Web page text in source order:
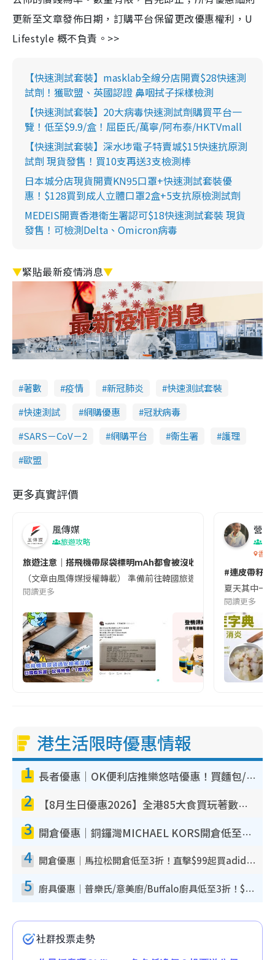
更新至文章發佈日期，訂購平台保留更改優惠權利，U
Lifestyle 概不負責。>>
【快速測試套裝】masklab全線分店開賣$28快速測
試劑！獲歐盟、英國認證 鼻咽拭子採樣檢測
【快速測試套裝】20大病毒快速測試劑購買平台一
覽！低至$9.9/盒！屈臣氏/萬寧/阿布泰/HKTVmall
【快速測試套裝】深水埗電子特賣城$15快速抗原測
試劑 現貨發售！買10支再送3支檢測棒
日本城分店現貨開賣KN95口罩+快速測試套裝優
惠！$128買到成人立體口罩2盒+5支抗原檢測試劑
MEDEIS開賣香港衛生署認可$18快速測試套裝 現貨
發售！可檢測Delta、Omicron病毒
▼緊貼最新疫情消息▼
著數 疫情 新冠肺炎
快速測試套裝
快速測試
網購優惠
冠狀病毒
SARS－CoV－2
網購平台 衞生署
護理
歐盟
更多真實評價
風傳媒
旅遊攻略
旅遊注意｜搭飛機帶尿袋標明mAh都會被沒收😱出發前切記檢查
（文章由風傳媒授權轉載） 準備前往韓國旅遊的民眾，近期要
閱讀更多
營養
香港
#連皮帶籽
夏天其中一
閱讀更多
港生活限時優惠情報
1 長者優惠｜OK便利店推樂悠咭優惠！買麵包/牛奶/保健品拍卡即減
2 【8月生日優惠2026】全港85大食買玩著數攻略 自助餐/火鍋放題同行免費＋誠品/DONKI送現金券
3 開倉優惠｜銅鑼灣MICHAEL KORS開倉低至17折！直擊$500起買手袋/銀包/鞋款 必買經典Jet Set系列
4 開倉優惠｜馬拉松開倉低至3折！直擊$99起買adidas／New Balance／Puma鞋款 STANLEY保溫杯劈價至$119起
5 廚具優惠｜普樂氏/意美廚/Buffalo廚具低至3折！$89起買煎鍋／炒鑊／個人鍋 同場小家電激減至$99起